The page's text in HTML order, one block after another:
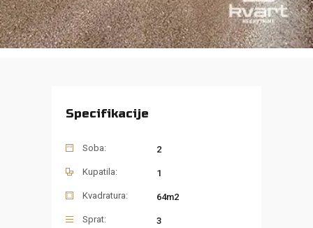
Specifikacije
Soba: 2
Kupatila: 1
Kvadratura: 64m2
Sprat: 3